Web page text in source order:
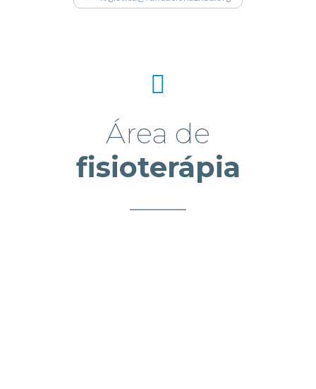
Área de
fisioterápia